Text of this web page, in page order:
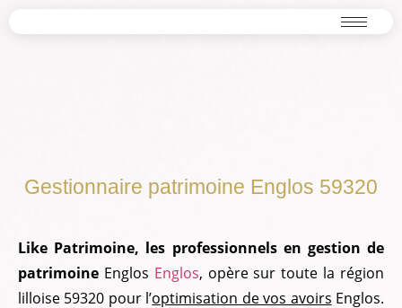
Gestionnaire patrimoine Englos 59320
Like Patrimoine, les professionnels en gestion de
patrimoine Englos Englos, opère sur toute la région
lilloise 59320 pour l’optimisation de vos avoirs Englos.